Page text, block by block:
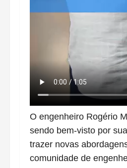
O engenheiro Rogério
sendo bem-visto por
trazer novas
comunidade de